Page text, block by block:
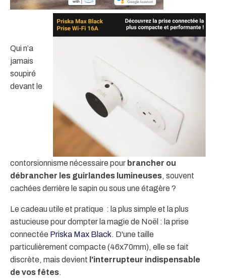
Qui n’a
jamais
soupiré
devant le
contorsionnisme nécessaire pour brancher ou
débrancher les guirlandes lumineuses, souvent
cachées derrière le sapin ou sous une étagère ?
Le cadeau utile et pratique : la plus simple et la plus
astucieuse pour dompter la magie de Noël : la prise
connectée Priska Max Black. D'une taille
particulièrement compacte (46x70mm), elle se fait
discrète, mais devient l'interrupteur indispensable
de vos fêtes.